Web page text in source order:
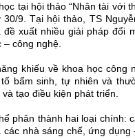
tại hội thảo “Nhân tài với
9. Tại hội thảo, TS
xuất nhiều giải pháp
công nghệ.
khiếu về khoa học
bẩm sinh, tự nhiên và
tạo điều kiện phát triển.
phân thành hai loại chính:
nhà sáng chế, ứng